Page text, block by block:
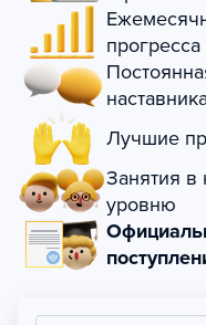
прогресса
Лучшие
Занятия в
уровню